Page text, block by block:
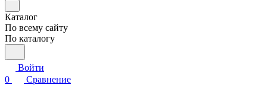
Каталог
По всему сайту
По каталогу
Войти
0
Сравнение